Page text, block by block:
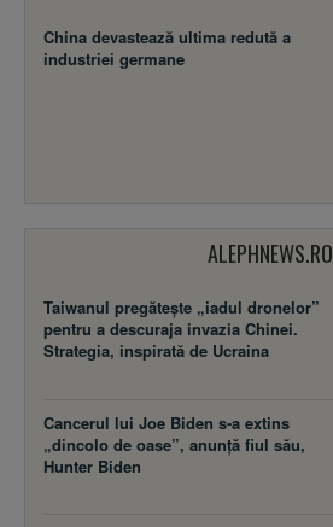
China devastează ultima redută a
industriei germane
ALEPHNEWS.RO
Taiwanul pregătește „iadul dronelor”
pentru a descuraja invazia Chinei.
Strategia, inspirată de Ucraina
Cancerul lui Joe Biden s-a extins
„dincolo de oase”, anunță fiul său,
Hunter Biden